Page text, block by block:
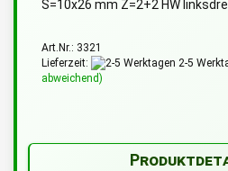
S=10x26 mm Z=2+2 HW
Art.Nr.: 3321
Lieferzeit:
2-5
abweichend)